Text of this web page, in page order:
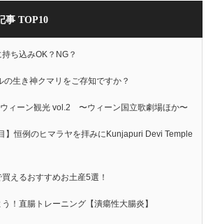
事 TOP10
ち込みOK？NG？
の生き神クマリをご存知ですか？
ィーン観光 vol.2 〜ウィーン国立歌劇場ほか〜
】恒例のヒマラヤを拝みにKunjapuri Devi Temple
えるおすすめお土産5選！
！直腸トレーニング【潰瘍性大腸炎】